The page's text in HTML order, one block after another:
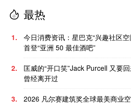
最热
1.
今日消费资讯：星巴克“兴趣社区
首登“亚洲 50 最佳酒吧”
2.
匡威的“开口笑”Jack Purcell 又要
曾经离开过
3.
2026 凡尔赛建筑奖全球最美商业